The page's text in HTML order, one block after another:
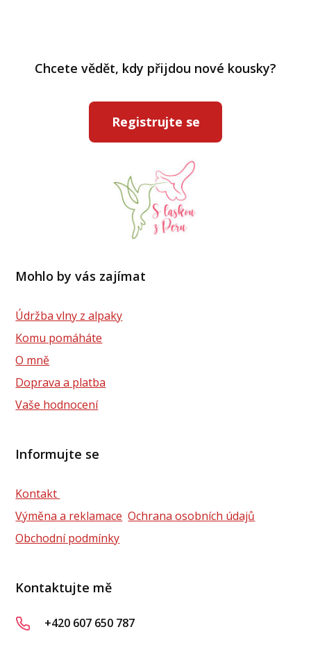
Chcete vědět, kdy přijdou nové kousky?
Registrujte se
Mohlo by vás zajímat
Údržba vlny z alpaky
Komu pomáháte
O mně
Doprava a platba
Vaše hodnocení
Informujte se
Kontakt
Výměna a reklamace Ochrana osobních údajů
Obchodní podmínky
Kontaktujte mě
+420 607 650 787